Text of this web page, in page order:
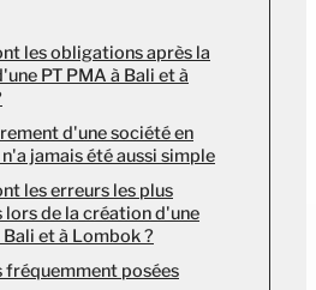
les obligations après la
PT PMA à Bali et à
d'une société en
jamais été aussi simple
les erreurs les plus
lors de la création d'une
Bali et à Lombok ?
fréquemment posées